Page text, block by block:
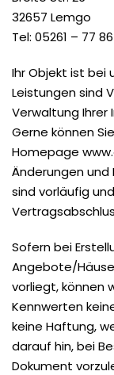
32657 Lemgo
Tel: 05261 – 77
Ihr Objekt ist bei
Leistungen sind
Verwaltung Ihrer
Gerne können
Homepage
Änderungen
sind vorläufig
Sofern bei
Angebote/
vorliegt, können
Kennwerten
keine Haftung,
darauf hin, bei
Dokument